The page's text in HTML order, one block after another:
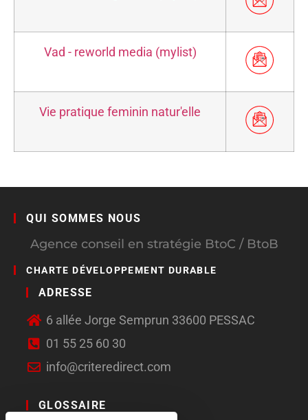
Vad - reworld media (mylist)
Vie pratique feminin natur'elle
QUI SOMMES NOUS
Agence conseil en stratégie BtoC / BtoB
CHARTE DÉVELOPPEMENT DURABLE
ADRESSE
6 allée Jorge Semprun 33600 PESSAC
01 55 25 60 30
info@criteredirect.com
GLOSSAIRE